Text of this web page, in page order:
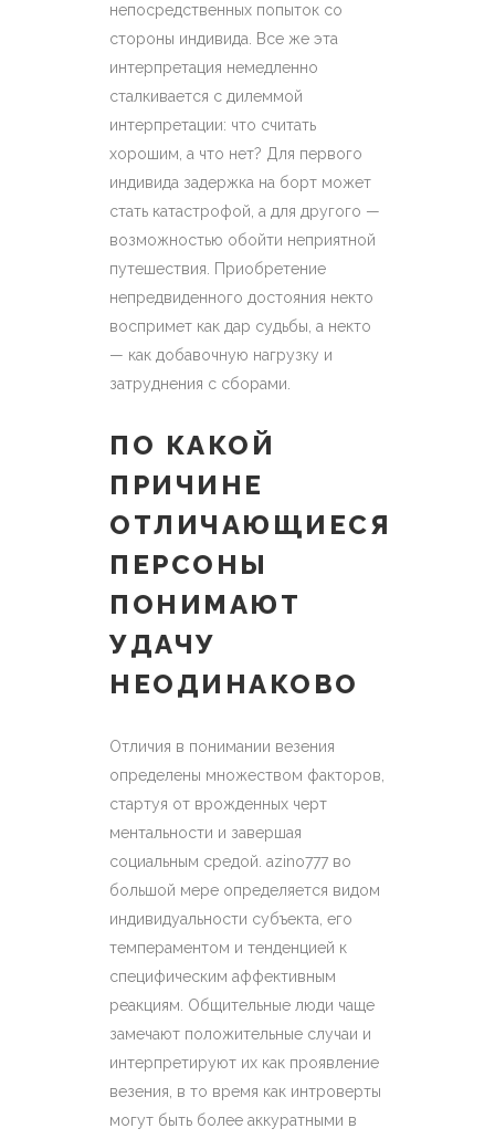
непосредственных попыток со
стороны индивида. Все же эта
интерпретация немедленно
сталкивается с дилеммой
интерпретации: что считать
хорошим, а что нет? Для первого
индивида задержка на борт может
стать катастрофой, а для другого —
возможностью обойти неприятной
путешествия. Приобретение
непредвиденного достояния некто
воспримет как дар судьбы, а некто
— как добавочную нагрузку и
затруднения с сборами.
ПО КАКОЙ
ПРИЧИНЕ
ОТЛИЧАЮЩИЕСЯ
ПЕРСОНЫ
ПОНИМАЮТ
УДАЧУ
НЕОДИНАКОВО
Отличия в понимании везения
определены множеством факторов,
стартуя от врожденных черт
ментальности и завершая
социальным средой. azino777 во
большой мере определяется видом
индивидуальности субъекта, его
темпераментом и тенденцией к
специфическим аффективным
реакциям. Общительные люди чаще
замечают положительные случаи и
интерпретируют их как проявление
везения, в то время как интроверты
могут быть более аккуратными в